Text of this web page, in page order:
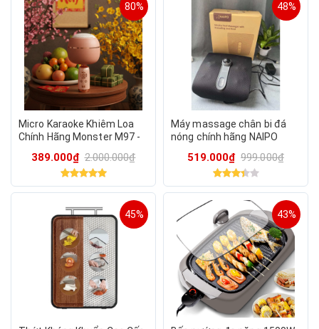
80%
Micro Karaoke Khiêm Loa
Chính Hãng Monster M97 -
HỒNG
389.000₫ 2.000.000₫
48%
Máy massage chân bi đá
nóng chính hãng NAIPO
tặng kèm adapter 110v)
519.000₫ 999.000₫
45% 43%